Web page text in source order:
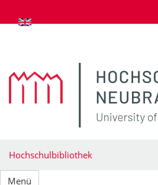
zum Inhalt springen
Hochschulbibliothek
Menü